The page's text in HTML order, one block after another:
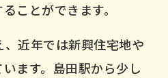
ことができます。
近年では新興住宅地や
ます。島田駅から少し